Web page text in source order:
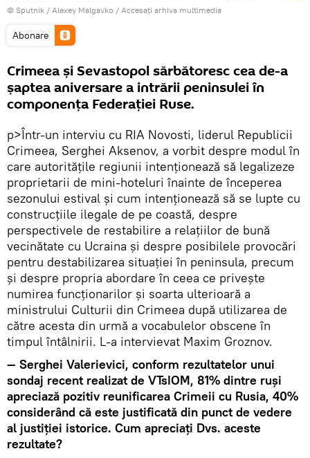
© Sputnik / Alexey Malgavko / Accesați arhiva multimedia
Abonare
Crimeea și Sevastopol sărbătoresc cea de-a
șaptea aniversare a intrării peninsulei în
componența Federației Ruse.
p>Într-un interviu cu RIA Novosti, liderul Republicii
Crimeea, Serghei Aksenov, a vorbit despre modul în
care autoritățile regiunii intenționează să legalizeze
proprietarii de mini-hoteluri înainte de începerea
sezonului estival și cum intenționează să se lupte cu
construcțiile ilegale de pe coastă, despre
perspectivele de restabilire a relațiilor de bună
vecinătate cu Ucraina și despre posibilele provocări
pentru destabilizarea situației în peninsula, precum
și despre propria abordare în ceea ce privește
numirea funcționarilor și soarta ulterioară a
ministrului Culturii din Crimeea după utilizarea de
către acesta din urmă a vocabulelor obscene în
timpul întâlnirii. L-a intervievat Maxim Groznov.
— Serghei Valerievici, conform rezultatelor unui
sondaj recent realizat de VTsIOM, 81% dintre ruși
apreciază pozitiv reunificarea Crimeii cu Rusia, 40%
considerând că este justificată din punct de vedere
al justiției istorice. Cum apreciați Dvs. aceste
rezultate?